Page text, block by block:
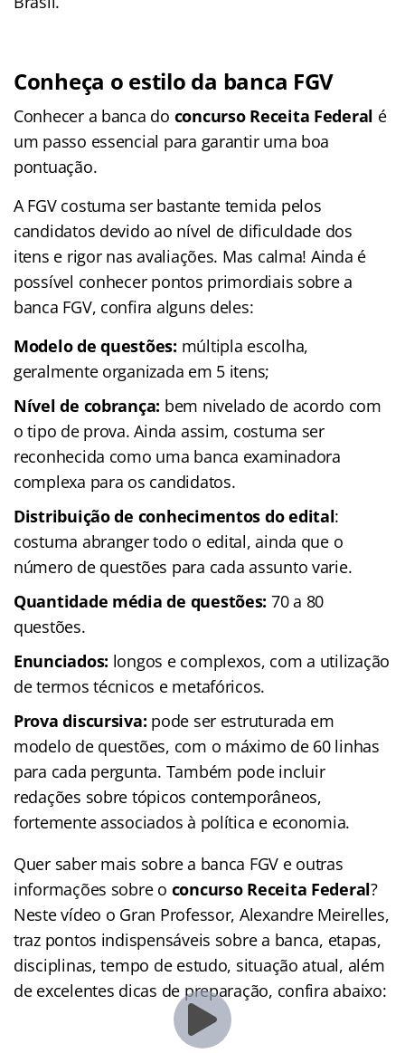
Conheça o estilo da banca FGV
Conhecer a banca do concurso Receita Federal é
um passo essencial para garantir uma boa
pontuação.
A FGV costuma ser bastante temida pelos
candidatos devido ao nível de dificuldade dos
itens e rigor nas avaliações. Mas calma! Ainda é
possível conhecer pontos primordiais sobre a
banca FGV, confira alguns deles:
Modelo de questões: múltipla escolha,
geralmente organizada em 5 itens;
Nível de cobrança: bem nivelado de acordo com
o tipo de prova. Ainda assim, costuma ser
reconhecida como uma banca examinadora
complexa para os candidatos.
Distribuição de conhecimentos do edital:
costuma abranger todo o edital, ainda que o
número de questões para cada assunto varie.
Quantidade média de questões: 70 a 80
questões.
Enunciados: longos e complexos, com a utilização
de termos técnicos e metafóricos.
Prova discursiva: pode ser estruturada em
modelo de questões, com o máximo de 60 linhas
para cada pergunta. Também pode incluir
redações sobre tópicos contemporâneos,
fortemente associados à política e economia.
Quer saber mais sobre a banca FGV e outras
informações sobre o concurso Receita Federal?
Neste vídeo o Gran Professor, Alexandre Meirelles,
traz pontos indispensáveis sobre a banca, etapas,
disciplinas, tempo de estudo, situação atual, além
de excelentes dicas de preparação, confira abaixo: